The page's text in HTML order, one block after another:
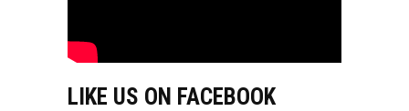
LIKE US ON FACEBOOK